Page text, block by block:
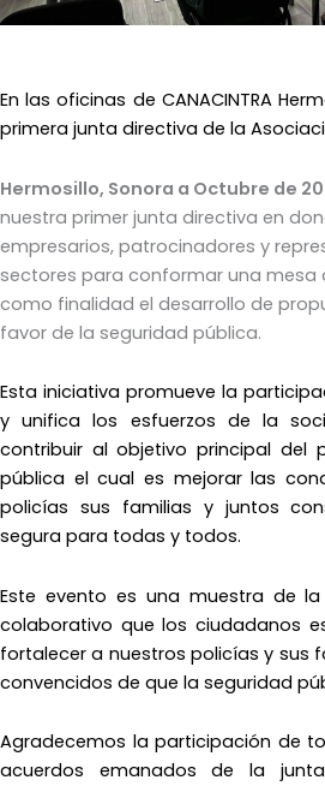
En las oficinas de CANACINTRA
primera junta directiva de la
Hermosillo, Sonora a Octubre de
nuestra primer junta directiva en
empresarios, patrocinadores y
sectores para conformar una mesa
como finalidad el desarrollo de
favor de la seguridad pública.
Esta iniciativa promueve la
y unifica los esfuerzos de la
contribuir al objetivo principal del
pública el cual es mejorar las
policías sus familias y juntos
segura para todas y todos.
Este evento es una muestra de
colaborativo que los ciudadanos
fortalecer a nuestros policías y sus
convencidos de que la seguridad
Agradecemos la participación de
acuerdos emanados de la